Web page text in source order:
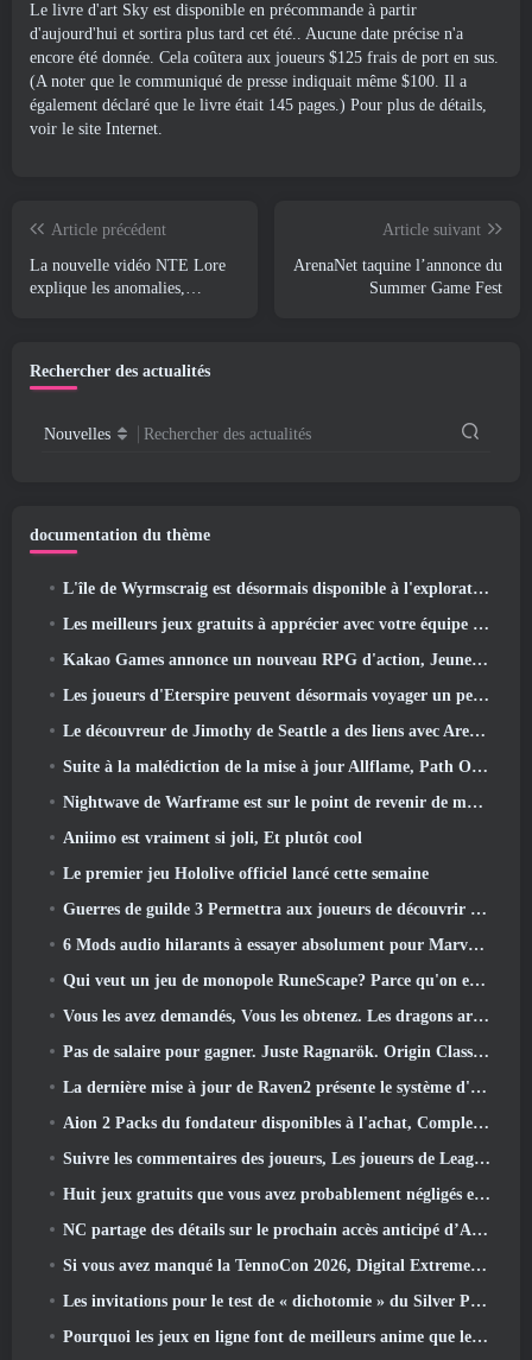
Le livre d'art Sky est disponible en précommande à partir
d'aujourd'hui et sortira plus tard cet été.. Aucune date précise n'a
encore été donnée. Cela coûtera aux joueurs $125 frais de port en sus.
(A noter que le communiqué de presse indiquait même $100. Il a
également déclaré que le livre était 145 pages.) Pour plus de détails,
voir le site Internet.
Article précédent
La nouvelle vidéo NTE Lore
explique les anomalies,
Article suivant
ArenaNet taquine l’annonce du
Summer Game Fest
Rechercher des actualités
Nouvelles Rechercher des actualités
documentation du thème
L'île de Wyrmscraig est désormais disponible à l'exploration dans Old School RuneScape
Les meilleurs jeux gratuits à apprécier avec votre équipe (2026)
Kakao Games annonce un nouveau RPG d'action, Jeune gardienne
Les joueurs d'Eterspire peuvent désormais voyager un peu dans le temps… en guise de régal
Le découvreur de Jimothy de Seattle a des liens avec ArenaNet, Alors bien sûr, ils l’ajoutent à Guild Wars 2
Suite à la malédiction de la mise à jour Allflame, Path Of Exile annonce plusieurs changements basés sur les commentaires
Nightwave de Warframe est sur le point de revenir de manière choquante
Aniimo est vraiment si joli, Et plutôt cool
Le premier jeu Hololive officiel lancé cette semaine
Guerres de guilde 3 Permettra aux joueurs de découvrir le monde de la Tyrie avant le réveil des dragons anciens
6 Mods audio hilarants à essayer absolument pour Marvel Rivals
Qui veut un jeu de monopole RuneScape? Parce qu'on est en route
Vous les avez demandés, Vous les obtenez. Les dragons arrivent sur Albion Online
Pas de salaire pour gagner. Juste Ragnarök. Origin Classic est lancé en juillet 23
La dernière mise à jour de Raven2 présente le système d'éveil des compétences, Donner aux joueurs plus de moyens d'améliorer leurs compétences
Aion 2 Packs du fondateur disponibles à l'achat, Complet avec cinq jours d'accès anticipé
Suivre les commentaires des joueurs, Les joueurs de League Of Legends Classic n’auront pas à payer pour les skins classiques
Huit jeux gratuits que vous avez probablement négligés et qui font partie du Train Fest de Steam
NC partage des détails sur le prochain accès anticipé d’Aion 2
Si vous avez manqué la TennoCon 2026, Digital Extremes partage tous les panneaux
Les invitations pour le test de « dichotomie » du Silver Palace sont envoyées
Pourquoi les jeux en ligne font de meilleurs anime que les anime ne créent des jeux